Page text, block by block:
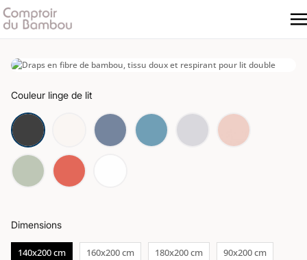
Couleur linge de lit
Dimensions
140x200 cm 160x200 cm 180x200 cm 90x200 cm